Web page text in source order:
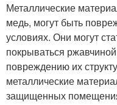
Металлические
медь, могут быть
условиях. Они могут
покрываться
повреждению их
металлические
защищенных